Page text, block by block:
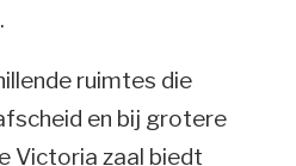
ruimtes die
en bij grotere
Victoria zaal biedt